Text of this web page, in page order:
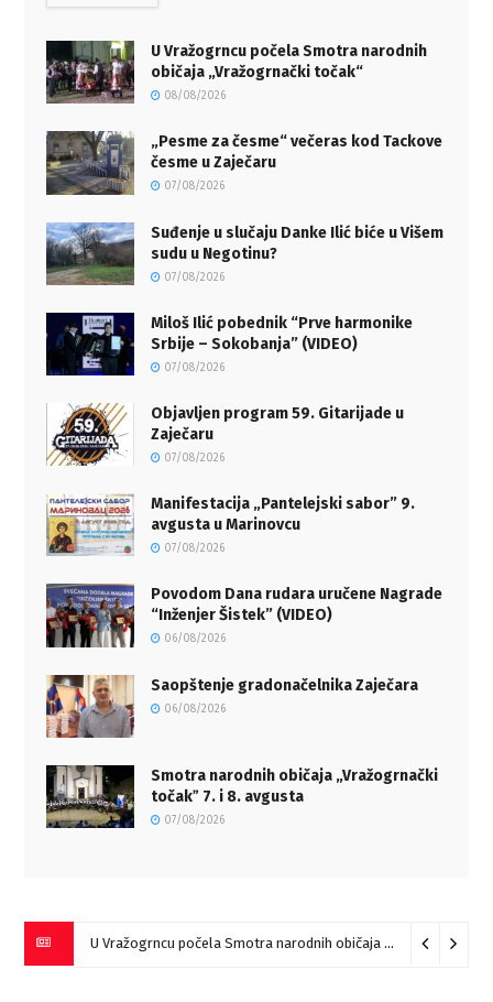
U Vražogrncu počela Smotra narodnih
običaja „Vražogrnački točak“
08/08/2026
„Pesme za česme“ večeras kod Tackove
česme u Zaječaru
07/08/2026
Suđenje u slučaju Danke Ilić biće u Višem
sudu u Negotinu?
07/08/2026
Miloš Ilić pobednik “Prve harmonike
Srbije – Sokobanja” (VIDEO)
07/08/2026
Objavljen program 59. Gitarijade u
Zaječaru
07/08/2026
Manifestacija „Pantelejski sabor” 9.
avgusta u Marinovcu
07/08/2026
Povodom Dana rudara uručene Nagrade
“Inženjer Šistek” (VIDEO)
06/08/2026
Saopštenje gradonačelnika Zaječara
06/08/2026
Smotra narodnih običaja „Vražogrnački
točakˮ 7. i 8. avgusta
07/08/2026
U Vražogrncu počela Smotra narodnih običaja „Vražogrnački točak“